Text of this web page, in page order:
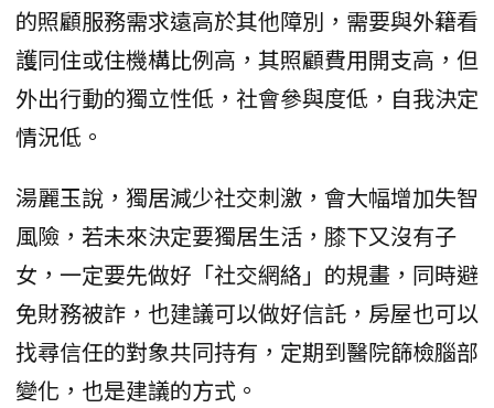
的照顧服務需求遠高於其他障別，需要與外籍看
護同住或住機構比例高，其照顧費用開支高，但
外出行動的獨立性低，社會參與度低，自我決定
情況低。
湯麗玉說，獨居減少社交刺激，會大幅增加失智
風險，若未來決定要獨居生活，膝下又沒有子
女，一定要先做好「社交網絡」的規畫，同時避
免財務被詐，也建議可以做好信託，房屋也可以
找尋信任的對象共同持有，定期到醫院篩檢腦部
變化，也是建議的方式。